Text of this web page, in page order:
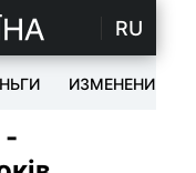
RU
ИЗМЕНЕНИЯ
-